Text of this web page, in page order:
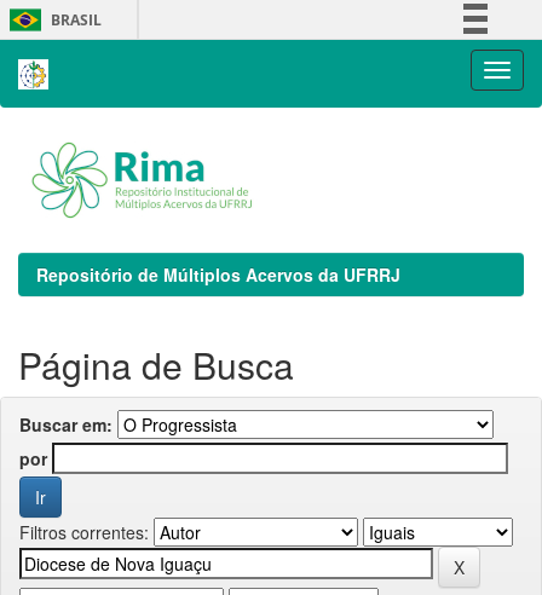
Skip
navigation
BRASIL
Repositório de Múltiplos Acervos da UFRRJ
Página de Busca
Buscar em:
por
Filtros correntes: